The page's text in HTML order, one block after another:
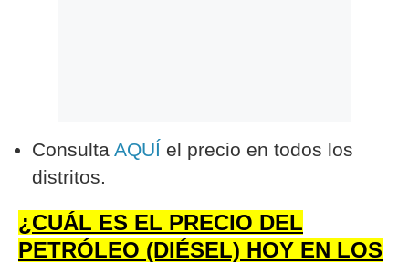
Consulta AQUÍ el precio en todos los
distritos.
¿CUÁL ES EL PRECIO DEL
PETRÓLEO (DIÉSEL) HOY EN LOS